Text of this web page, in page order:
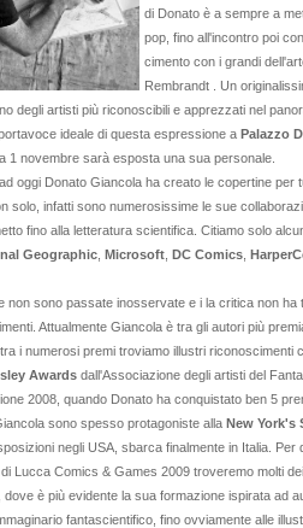
di Donato è a sempre a
pop, fino all'incontro poi con
cimento con i grandi
Rembrandt . Un
degli artisti più riconoscibili e apprezzati nel
ideale di questa espressione a Palazzo
1 novembre sarà esposta una sua personale.
oggi Donato Giancola ha creato le copertine per
solo, infatti sono numerosissime le sue
fino alla letteratura scientifica. Citiamo solo
Geographic, Microsoft, DC Comics,
non sono passate inosservate e i la critica non ha
Attualmente Giancola è tra gli autori più
i numerosi premi troviamo illustri riconoscimenti
Awardsdall'Associazione degli artisti del
2008, quando Donato ha conquistato ben 5
sono spesso protagoniste alla New York's
negli USA, sbarca finalmente in Italia. Per
Lucca Comics & Games 2009 troveremo molti
dove è più evidente la sua formazione ispirata ad
fantascientifico, fino ovviamente alle